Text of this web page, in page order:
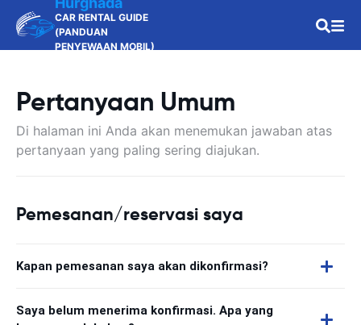
CAR RENTAL GUIDE
(PANDUAN
PENYEWAAN MOBIL)
Pertanyaan Umum
Di halaman ini Anda akan menemukan jawaban atas
pertanyaan yang paling sering diajukan.
Pemesanan/reservasi saya
Kapan pemesanan saya akan dikonfirmasi?
Saya belum menerima konfirmasi. Apa yang